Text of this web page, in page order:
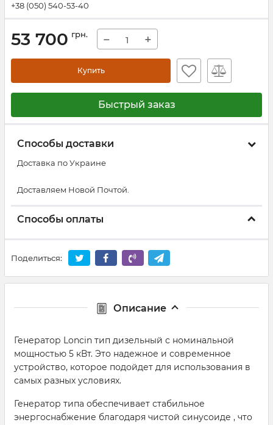
+38 (050) 540-53-40
53 700 грн. − +
Купить
Быстрый заказ
Способы доставки
Доставка по Украине
Доставляем Новой Почтой.
Способы оплаты
Поделиться:
Описание
Генератор Loncin тип дизельный с номинальной
мощностью 5 кВт. Это надежное и современное
устройство, которое подойдет для использования в
самых разных условиях.
Генератор типа обеспечивает стабильное
энергоснабжение благодаря чистой синусоиде , что